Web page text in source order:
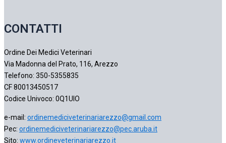
CONTATTI
Ordine Dei Medici Veterinari
Via Madonna del Prato, 116, Arezzo
Telefono: 350-5355835
CF 80013450517
Codice Univoco: 0Q1UIO
e-mail: ordinemediciveterinariarezzo@gmail.com
Pec: ordinemediciveterinariarezzo@pec.aruba.it
Sito: www.ordineveterinariarezzo.it